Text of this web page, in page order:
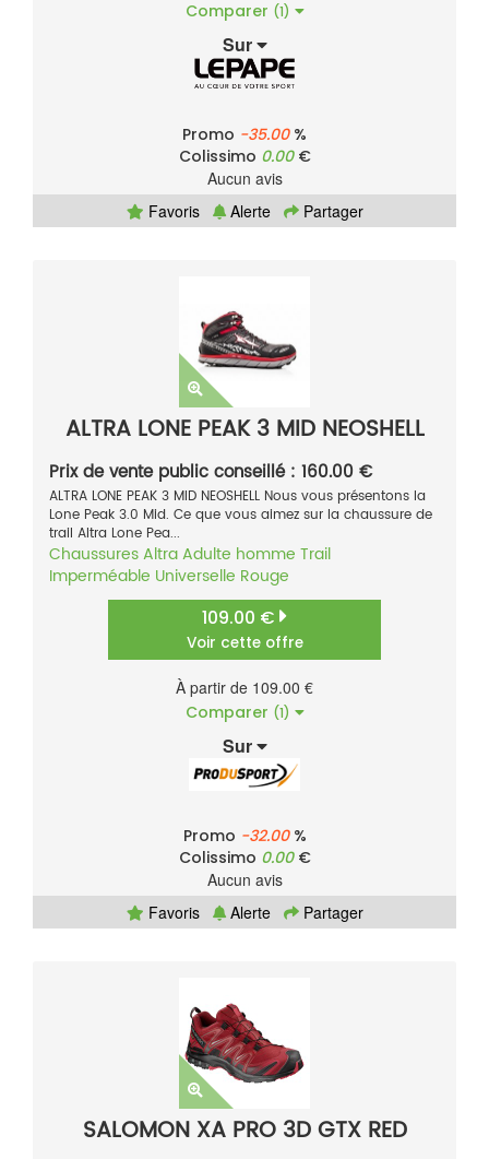
Comparer (1)
Sur
Promo -35.00%
Colissimo 0.00€
Aucun avis
Favoris
Alerte Partager
ALTRA LONE PEAK 3 MID NEOSHELL
Prix de vente public conseillé : 160.00 €
ALTRA LONE PEAK 3 MID NEOSHELL Nous vous présentons la
Lone Peak 3.0 Mid. Ce que vous aimez sur la chaussure de
trail Altra Lone Pea...
ChaussuresAltraAdulte homme Trail
Imperméable Universelle Rouge
109.00 €
Voir cette offre
À partir de 109.00 €
Comparer (1)
Sur
Promo -32.00%
Colissimo 0.00€
Aucun avis
Favoris
Alerte Partager
SALOMON XA PRO 3D GTX RED